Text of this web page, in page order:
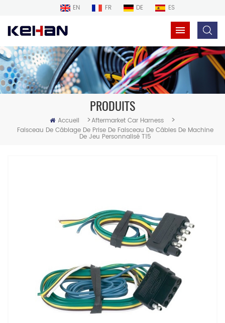
EN FR DE ES
PRODUITS
Accueil >Aftermarket Car Harness >
Faisceau De Câblage De Prise De Faisceau De Câbles De Machine
De Jeu Personnalisé T15